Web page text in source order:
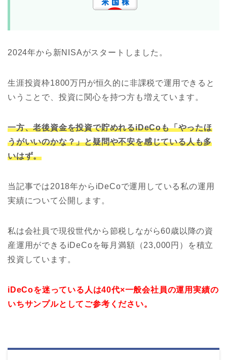
2024年から新NISAがスタートしました。
生涯投資枠1800万円が恒久的に非課税で運用できると
いうことで、投資に関心を持つ方も増えています。
一方、老後資金を投資で貯めれるiDeCoも「やったほ
うがいいのかな？」と疑問や不安を感じている人も多
いはず。
当記事では2018年からiDeCoで運用している私の運用
実績について公開します。
私は会社員で現役世代から節税しながら60歳以降の資
産運用ができるiDeCoを毎月満額（23,000円）を積立
投資しています。
iDeCoを迷っている人は40代×一般会社員の運用実績の
いちサンプルとしてご参考ください。